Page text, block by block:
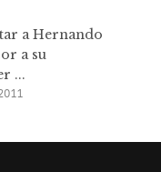
a Hernando
a su
...